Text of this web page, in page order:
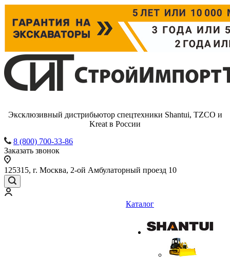
Эксклюзивный дистрибьютор спецтехники Shantui, TZCO и
Kreat в России
8 (800) 700-33-86
Заказать звонок
125315, г. Москва, 2-ой Амбулаторный проезд 10
Каталог